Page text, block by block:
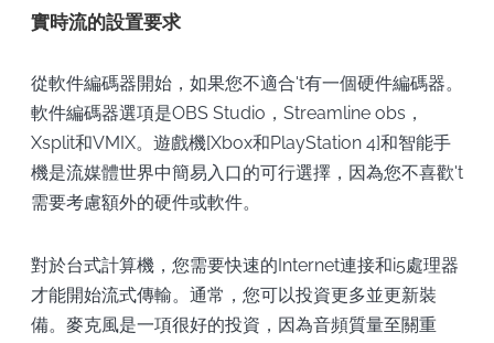
實時流的設置要求
從軟件編碼器開始，如果您不適合't有一個硬件編碼器。
軟件編碼器選項是OBS Studio，Streamline obs，
Xsplit和VMIX。遊戲機[Xbox和PlayStation 4]和智能手
機是流媒體世界中簡易入口的可行選擇，因為您不喜歡't
需要考慮額外的硬件或軟件。
對於台式計算機，您需要快速的Internet連接和i5處理器
才能開始流式傳輸。通常，您可以投資更多並更新裝
備。麥克風是一項很好的投資，因為音頻質量至關重